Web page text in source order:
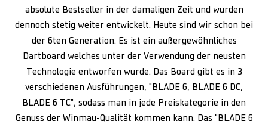
absolute Bestseller in der damaligen Zeit und wurden
dennoch stetig weiter entwickelt. Heute sind wir schon bei
der 6ten Generation. Es ist ein außergewöhnliches
Dartboard welches unter der Verwendung der neusten
Technologie entworfen wurde. Das Board gibt es in 3
verschiedenen Ausführungen, "BLADE 6, BLADE 6 DC,
BLADE 6 TC", sodass man in jede Preiskategorie in den
Genuss der Winmau-Qualität kommen kann. Das "BLADE 6